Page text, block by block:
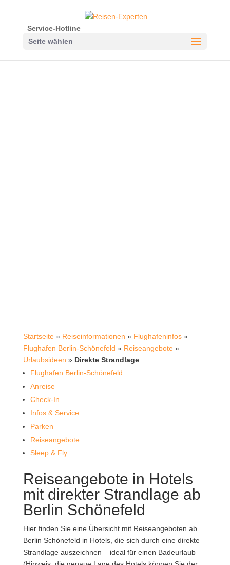
Service-Hotline
Seite wählen
Startseite» Reiseinformationen » Flughafeninfos»
Flughafen Berlin-Schönefeld » Reiseangebote»
Urlaubsideen » Direkte Strandlage
Flughafen Berlin-Schönefeld
Anreise
Check-In
Infos & Service
Parken
Reiseangebote
Sleep & Fly
Reiseangebote in Hotels
mit direkter Strandlage ab
Berlin Schönefeld
Hier finden Sie eine Übersicht mit Reiseangeboten ab
Berlin Schönefeld in Hotels, die sich durch eine direkte
Strandlage auszeichnen – ideal für einen Badeurlaub